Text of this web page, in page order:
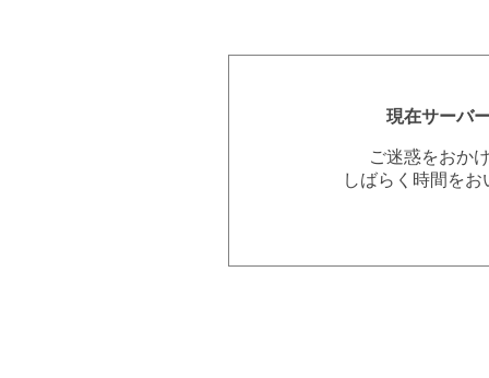
現在サーバ
ご迷惑をおか
しばらく時間を